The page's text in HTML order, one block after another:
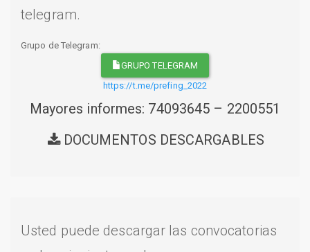
telegram.
Grupo de Telegram:
GRUPO TELEGRAM
https://t.me/prefing_2022
Mayores informes: 74093645 – 2200551
DOCUMENTOS DESCARGABLES
Usted puede descargar las convocatorias